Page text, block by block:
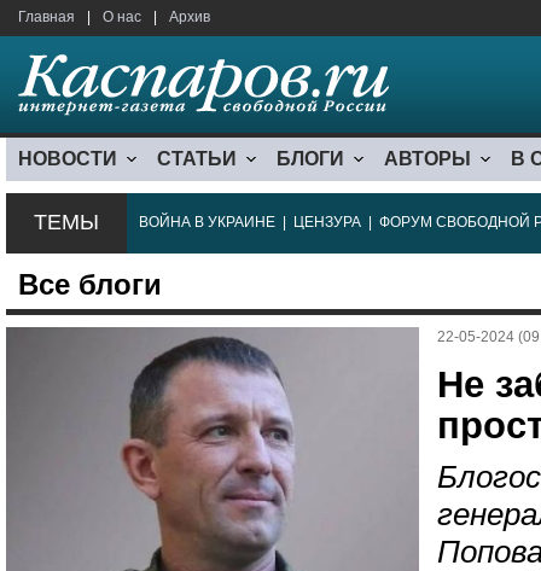
Главная О нас Архив
НОВОСТИ СТАТЬИ БЛОГИ АВТОРЫ В
ТЕМЫ ВОЙНА В УКРАИНЕ ЦЕНЗУРА ФОРУМ СВОБОДНОЙ
Все блоги
22-05-2024
Не